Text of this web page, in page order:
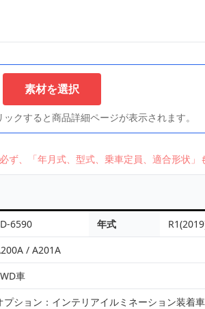
素材を選択
ックすると商品詳細ページが表示されます。
ず、「年月式、型式、乗車定員、適合形状」
6590 年式
/ A201A
車
プション：インテリアイルミネーション装着